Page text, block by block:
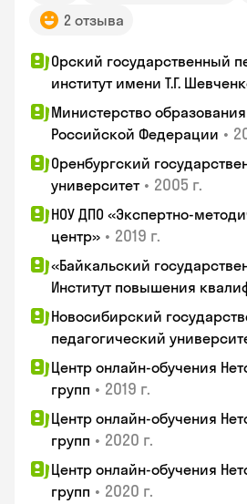
2 отзыва
Орский государственный
институт имени Т.Г.
Министерство
Российской Федерации •
Оренбургский
университет • 2005 г.
НОУ ДПО «Экспертно-
центр» • 2019 г.
«Байкальский
Институт повышения
Новосибирский
педагогический
Центр онлайн-обучения
групп • 2019 г.
Центр онлайн-обучения
групп • 2020 г.
Центр онлайн-обучения
групп • 2020 г.